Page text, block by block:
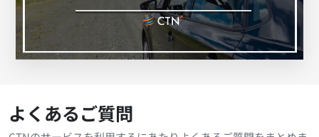
よくあるご質問